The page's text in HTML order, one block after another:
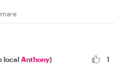
local Anthony)
1